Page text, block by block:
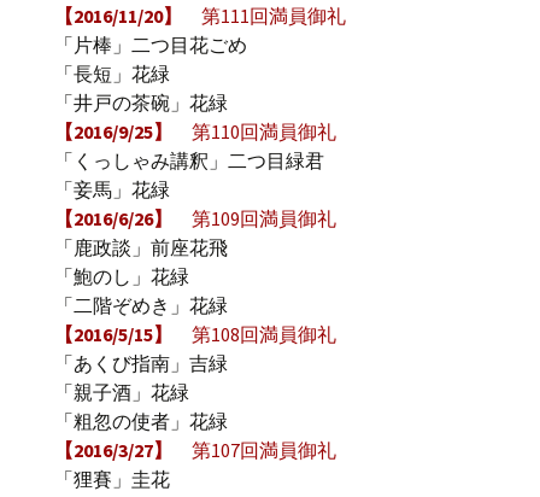
【2016/11/20】
第111回満員御礼
「片棒」二つ目花ごめ
「長短」花緑
「井戸の茶碗」花緑
【2016/9/25】
第110回満員御礼
「くっしゃみ講釈」二つ目緑君
「妾馬」花緑
【2016/6/26】
第109回満員御礼
「鹿政談」前座花飛
「鮑のし」花緑
「二階ぞめき」花緑
【2016/5/15】
第108回満員御礼
「あくび指南」吉緑
「親子酒」花緑
「粗忽の使者」花緑
【2016/3/27】
第107回満員御礼
「狸賽」圭花